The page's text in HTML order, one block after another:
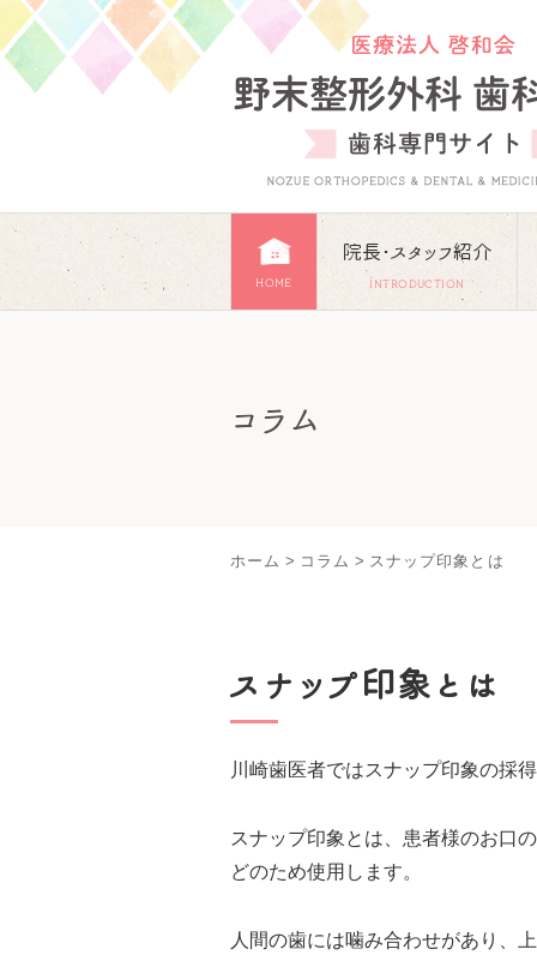
HOME
院長･スタッフ紹介
INTRODUCTION
コラム
ホーム > コラム > スナップ印象とは
スナップ印象とは
川崎歯医者ではスナップ印象の採
スナップ印象とは、患者様のお口
どのため使用します。
人間の歯には噛み合わせがあり、